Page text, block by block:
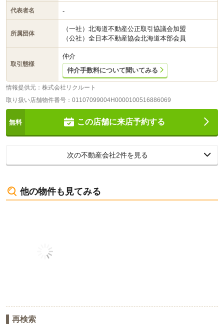
代表者名 -
所属団体
（一社）北海道不動産公正取引協議会加盟
（公社）全日本不動産協会北海道本部会員
取引態様
仲介
仲介手数料について聞いてみる
情報提供元：株式会社リクルート
取り扱い店舗物件番号：01107099004H0000100516886069
この店舗に来店予約する
次の不動産会社2件を見る
他の物件も見てみる
再検索